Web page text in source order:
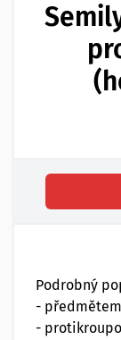
Podrobný
-
-